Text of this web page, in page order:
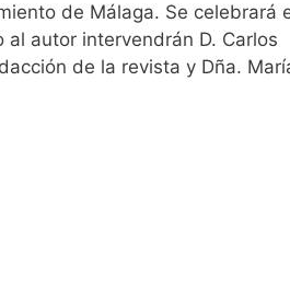
de Málaga. Se celebrará
autor intervendrán D. Carlos
de la revista y Dña.